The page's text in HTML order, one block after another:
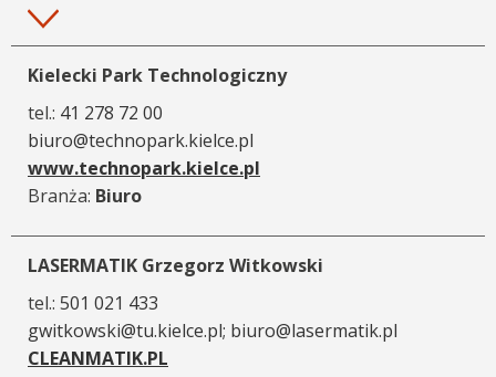
Więcej
Kielecki Park Technologiczny
tel.: 41 278 72 00
biuro@technopark.kielce.pl
www.technopark.kielce.pl
Branża: Biuro
LASERMATIK Grzegorz Witkowski
tel.: 501 021 433
gwitkowski@tu.kielce.pl; biuro@lasermatik.pl
CLEANMATIK.PL